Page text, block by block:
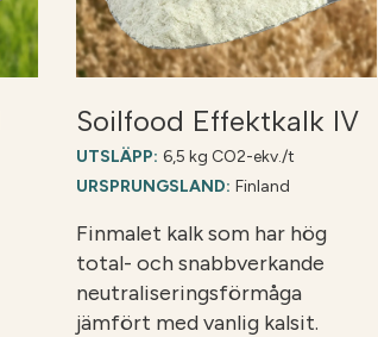
Soilfood Effektkalk IV
UTSLÄPP: 6,5 kg CO2-ekv./t
URSPRUNGSLAND: Finland
Finmalet kalk som har hög
total- och snabbverkande
neutraliseringsförmåga
jämfört med vanlig kalsit.